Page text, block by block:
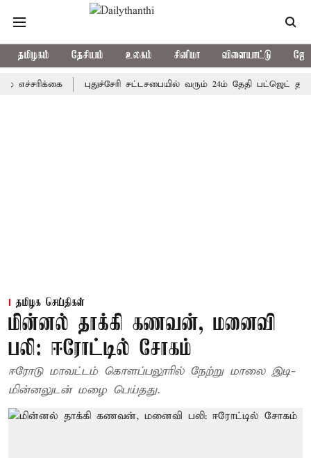
தமிழகம் தேசியம் உலகம் சினிமா விளையாட்டு
புதுச்சேரி சட்டசபையில் வரும் 24ம் தேதி பட்ஜெட் தாக்கல்
தமிழக செய்திகள்
மின்னல் தாக்கி கணவன், மனைவி
பலி: ஈரோட்டில் சோகம்
ஈரோடு மாவட்டம் கொளப்பலூரில் நேற்று மாலை இடி-
மின்னலுடன் மழை பெய்தது.